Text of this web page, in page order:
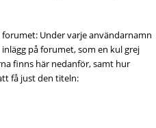
forumet: Under varje användarnamn
på forumet, som en kul grej
finns här nedanför, samt hur
få just den titeln: